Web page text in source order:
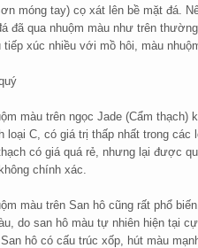
móng tay) cọ xát lên bề mặt đá.
đã qua nhuộm màu như trên
tiếp xúc nhiều với mồ hôi, màu
màu trên ngọc Jade (Cẩm thạch)
loại C, có giá trị thấp nhất trong
có giá quá rẻ, nhưng lại được
chính xác.
màu trên San hô cũng rất phổ
do san hô màu tự nhiên hiện tại
hô có cấu trúc xốp, hút màu